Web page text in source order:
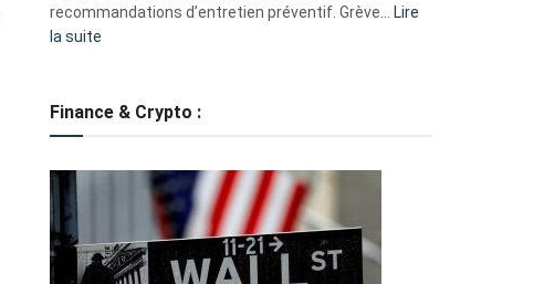
recommandations d’entretien préventif. Grève… Lire
la suite
tondeuses
démarrage
courants
et
guide
Finance & Crypto :